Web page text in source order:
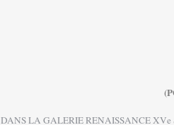
DANS LA GALERIE RENAISSANCE XVe